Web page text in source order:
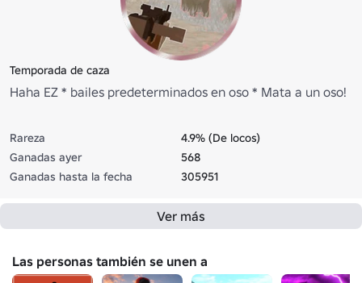
Temporada de caza
Haha EZ * bailes predeterminados en oso * Mata a un oso!
Rareza
4.9% (De locos)
Ganadas ayer
568
Ganadas hasta la fecha
305951
Ver más
Las personas también se unen a